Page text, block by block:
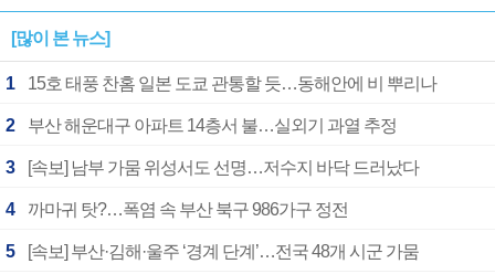
[많이 본 뉴스]
1 15호 태풍 찬홈 일본 도쿄 관통할 듯…동해안에 비 뿌리나
2 부산 해운대구 아파트 14층서 불…실외기 과열 추정
3 [속보] 남부 가뭄 위성서도 선명…저수지 바닥 드러났다
4 까마귀 탓?…폭염 속 부산 북구 986가구 정전
5 [속보] 부산·김해·울주 ‘경계 단계’…전국 48개 시군 가뭄